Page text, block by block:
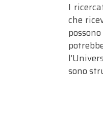
I
che
sono